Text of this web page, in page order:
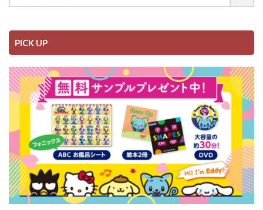
PICK UP